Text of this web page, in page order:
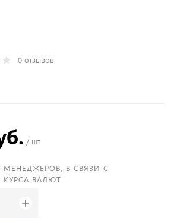
0 отзывов
/ шт
В СВЯЗИ С
ВАЛЮТ
+